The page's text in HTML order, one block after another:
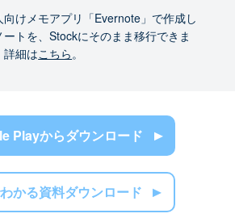
向けメモアプリ「Evernote」で作成し
ートを、Stockにそのまま移行できま
詳細はこちら。
Playからダウンロード
かる資料ダウンロード